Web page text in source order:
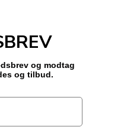
og modtag
og tilbud.